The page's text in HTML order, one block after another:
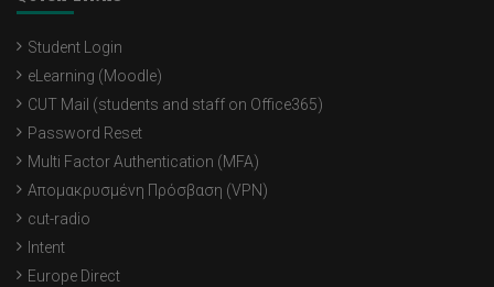
Student Login
eLearning (Moodle)
CUT Mail (students and staff on Office365)
Password Reset
Multi Factor Authentication (MFA)
Απομακρυσμένη Πρόσβαση (VPN)
cut-radio
Intent
Europe Direct